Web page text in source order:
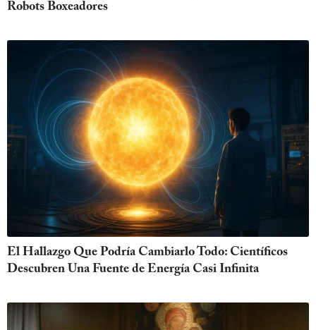
Robots Boxeadores
El Hallazgo Que Podría Cambiarlo Todo: Científicos
Descubren Una Fuente de Energía Casi Infinita